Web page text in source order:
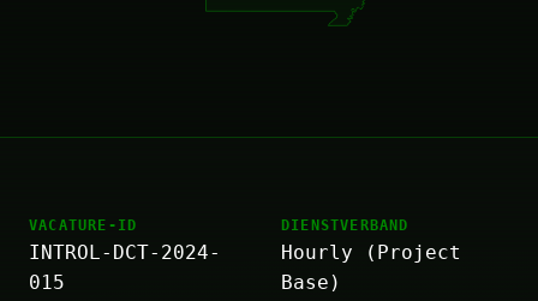
VACATURE-ID
INTROL-DCT-2024-
015
DIENSTVERBAND
Hourly (Project
Base)